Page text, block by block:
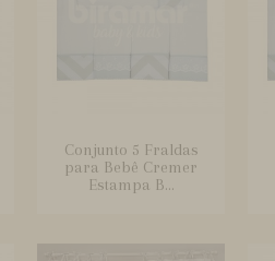
Conjunto 5 Fraldas
para Bebê Cremer
Estampa B...